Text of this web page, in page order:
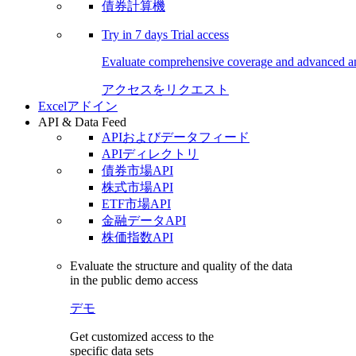
債券計算機
Try in 7 days Trial access
Evaluate comprehensive coverage and advanced
アクセスをリクエスト
Excelアドイン
API & Data Feed
APIおよびデータフィード
APIディレクトリ
債券市場API
株式市場API
ETF市場API
金融データAPI
株価指数API
Evaluate the structure and quality of the data
in the public demo access
デモ
Get customized access to the
specific data sets